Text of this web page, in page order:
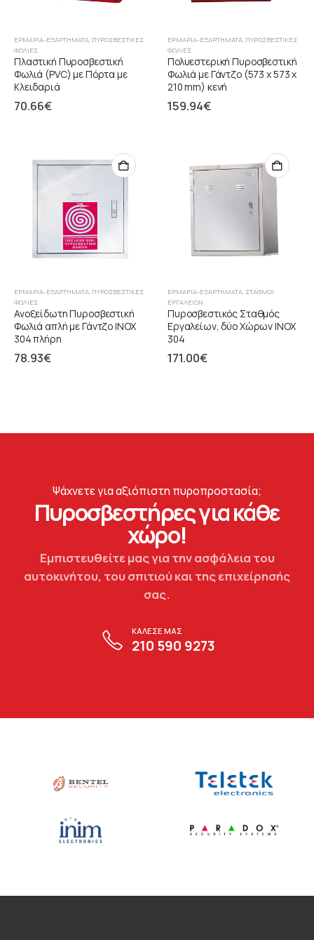
ΕΡΜΆΡΙΑ-ΕΞΑΡΤΉΜΑΤΑ ΠΥΡΟΣΒΕΣΤΙΚΈΣ
ΦΩΛΙΈΣ
Πλαστική Πυροσβεστική
Φωλιά (PVC) με Πόρτα με
Κλειδαριά
70.66€
ΕΡΜΆΡΙΑ-ΕΞΑΡΤΉΜΑΤΑ ΠΥΡΟΣΒΕΣΤΙΚΈΣ
ΦΩΛΙΈΣ
Πολυεστερική Πυροσβεστική
Φωλιά με Γάντζο (573 x 573 x
210 mm) κενή
159.94€
ΕΡΜΆΡΙΑ-ΕΞΑΡΤΉΜΑΤΑ ΠΥΡΟΣΒΕΣΤΙΚΈΣ
ΦΩΛΙΈΣ
Ανοξείδωτη Πυροσβεστική
Φωλιά απλή με Γάντζο ΙΝΟΧ
304 πλήρη
78.93€
ΕΡΜΆΡΙΑ-ΕΞΑΡΤΉΜΑΤΑ ΣΤΑΘΜΟΊ
ΕΡΓΑΛΕΙΏΝ
Πυροσβεστικός Σταθμός
Εργαλείων, δύο Χώρων ΙΝΟΧ
304
171.00€
Ψάχνετε για αξιόπιστη πυροπροστασία;
Πυροσβεστήρες για κάθε
χώρο!
Εμπιστευθείτε μας για την ασφάλεια του
αυτοκινήτου, του σπιτιού και της επιχείρησής
σας.
ΚΑΛΕΣΕ ΜΑΣ
210 590 9273